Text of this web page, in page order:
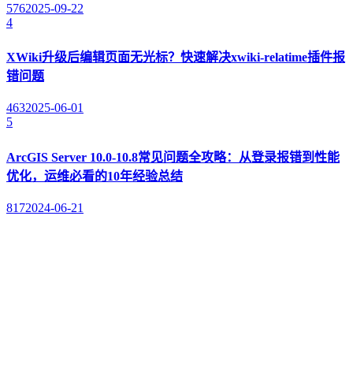
5762025-09-22
4
XWiki升级后编辑页面无光标？快速解决xwiki-relatime插件报
错问题
4632025-06-01
5
ArcGIS Server 10.0-10.8常见问题全攻略：从登录报错到性能
优化，运维必看的10年经验总结
8172024-06-21